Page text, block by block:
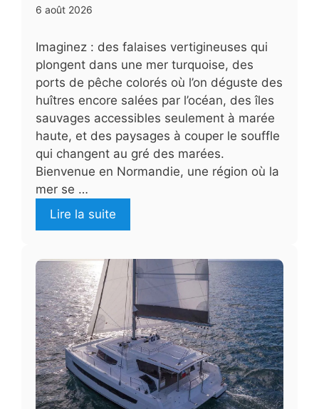
6 août 2026
Imaginez : des falaises vertigineuses qui
plongent dans une mer turquoise, des
ports de pêche colorés où l’on déguste des
huîtres encore salées par l’océan, des îles
sauvages accessibles seulement à marée
haute, et des paysages à couper le souffle
qui changent au gré des marées.
Bienvenue en Normandie, une région où la
mer se …
Lire la suite